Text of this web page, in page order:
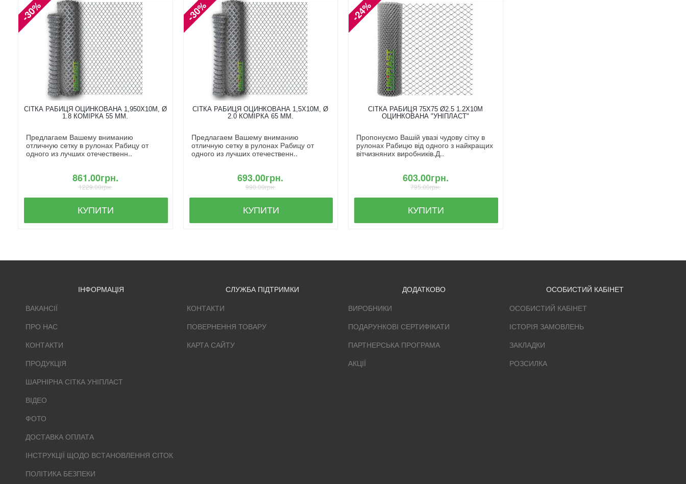
-30%
СІТКА РАБИЦЯ ОЦИНКОВАНА 1,950X10М, Ø
1.8 КОМІРКА 55 ММ.
Предлагаем Вашему вниманию
отличную сетку в рулонах Рабицу от
одного из лучших отечественн..
861.00грн.
1229.00грн.
КУПИТИ
-30%
СІТКА РАБИЦЯ ОЦИНКОВАНА 1,5X10М, Ø
2.0 КОМІРКА 65 ММ.
Предлагаем Вашему вниманию
отличную сетку в рулонах Рабицу от
одного из лучших отечественн..
693.00грн.
990.00грн.
КУПИТИ
-24%
СІТКА РАБИЦЯ 75Х75 Ø2.5 1.2Х10М
ОЦИНКОВАНА "УНІПЛАСТ"
Пропонуємо Вашій увазі чудову сітку в
рулонах Рабицю від одного з найкращих
вітчизняних виробників.Д..
603.00грн.
795.00грн.
КУПИТИ
ІНФОРМАЦІЯ
ВАКАНСІЇ
ПРО НАС
КОНТАКТИ
ПРОДУКЦІЯ
ШАРНІРНА СІТКА УНІПЛАСТ
ВІДЕО
ФОТО
ДОСТАВКА ОПЛАТА
ІНСТРУКЦІЇ ЩОДО ВСТАНОВЛЕННЯ СІТОК
ПОЛІТИКА БЕЗПЕКИ
СЛУЖБА ПІДТРИМКИ
КОНТАКТИ
ПОВЕРНЕННЯ ТОВАРУ
КАРТА САЙТУ
ДОДАТКОВО
ВИРОБНИКИ
ПОДАРУНКОВІ СЕРТИФІКАТИ
ПАРТНЕРСЬКА ПРОГРАМА
АКЦІЇ
ОСОБИСТИЙ КАБІНЕТ
ОСОБИСТИЙ КАБІНЕТ
ІСТОРІЯ ЗАМОВЛЕНЬ
ЗАКЛАДКИ
РОЗСИЛКА